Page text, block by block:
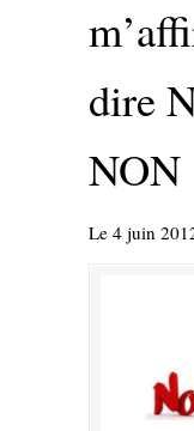
dire
NON
Le 4 juin